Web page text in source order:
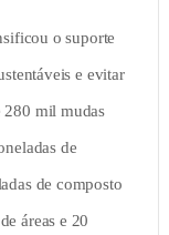
o suporte
e evitar
280 mil mudas
de
de composto
áreas e 20